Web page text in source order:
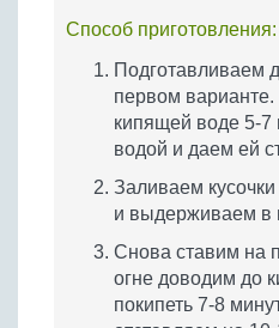
Способ приготовления:
Подготавливаем
первом варианте.
кипящей воде 5-7
водой и даем ей
Заливаем
и выдерживаем в
Снова ставим на
огне доводим до
покипеть 7-8